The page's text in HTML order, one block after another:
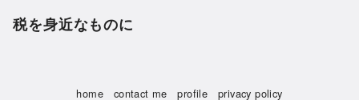
税を身近なものに
home contact me profile privacy policy